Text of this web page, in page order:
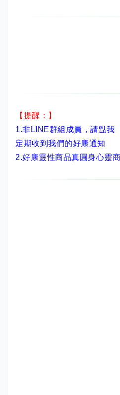
【提醒：】
1.非LINE群組成員， 請點我
定期收到我們的好康通知
2.好康靈性商品真圓身心靈